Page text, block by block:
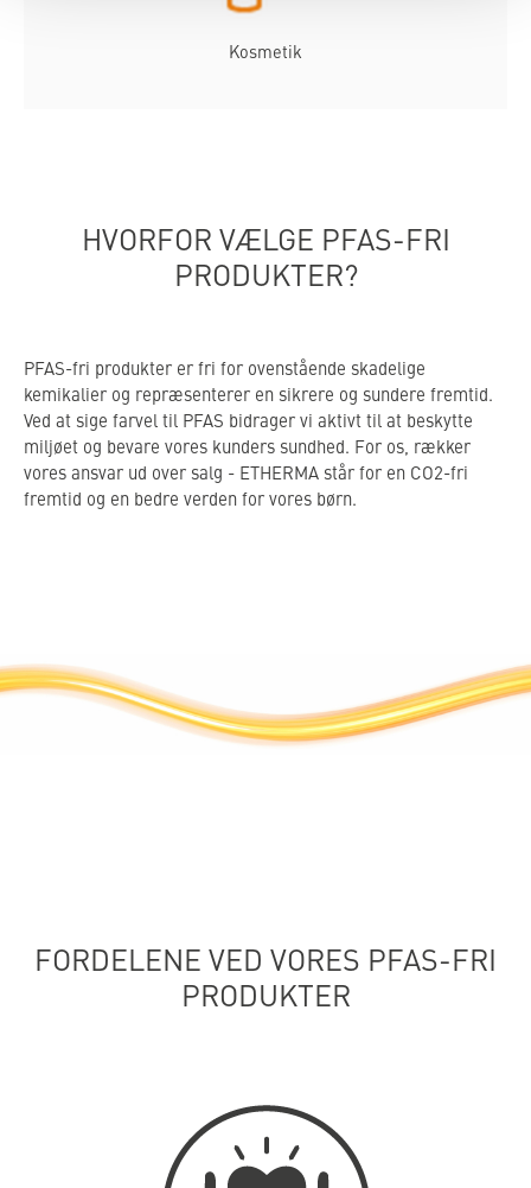
Kosmetik
HVORFOR VÆLGE PFAS-FRI
PRODUKTER?
PFAS-fri produkter er fri for ovenstående skadelige
kemikalier og repræsenterer en sikrere og sundere fremtid.
Ved at sige farvel til PFAS bidrager vi aktivt til at beskytte
miljøet og bevare vores kunders sundhed. For os, rækker
vores ansvar ud over salg - ETHERMA står for en CO2-fri
fremtid og en bedre verden for vores børn.
FORDELENE VED VORES PFAS-FRI
PRODUKTER